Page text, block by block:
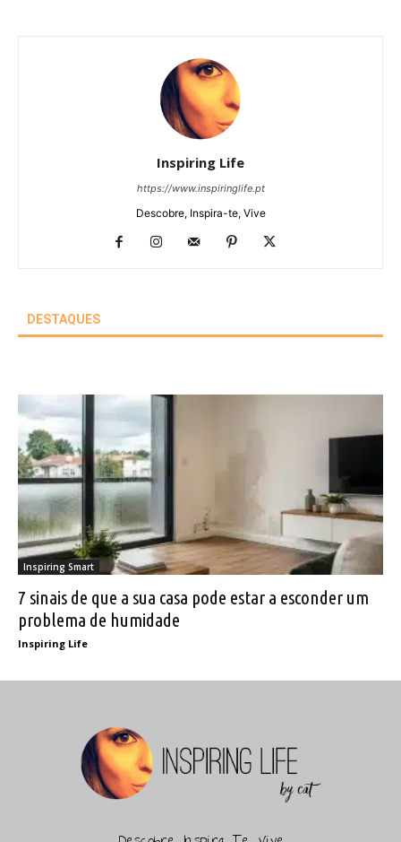
Inspiring Life
https://www.inspiringlife.pt
Descobre, Inspira-te, Vive
DESTAQUES
Inspiring Smart
7 sinais de que a sua casa pode estar a esconder um
problema de humidade
Inspiring Life